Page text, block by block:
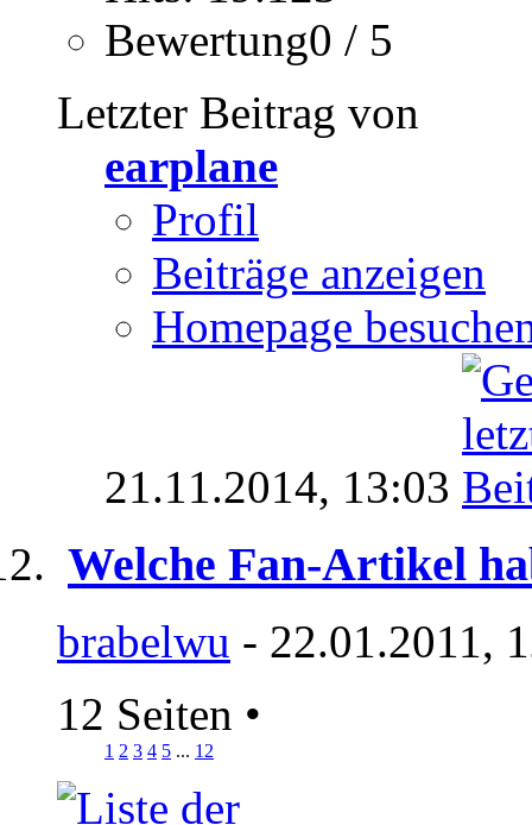
Bewertung0 / 5
Letzter Beitrag von
earplane
Profil
Beiträge anzeigen
Homepage
21.11.2014, 13:03
Welche Fan-Artikel
brabelwu - 22.01.2011,
12 Seiten •
1 2 3 4 5 ... 12